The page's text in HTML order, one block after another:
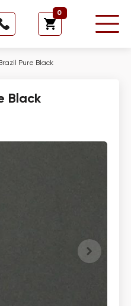
0
Pure Black
Black